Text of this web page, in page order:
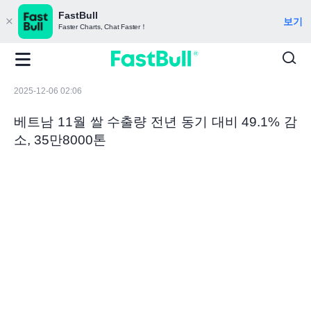
FastBull
Faster Charts, Chat Faster！ 보기
2025-12-06 02:06
베트남 11월 쌀 수출량 전년 동기 대비 49.1% 감
소, 35만8000톤